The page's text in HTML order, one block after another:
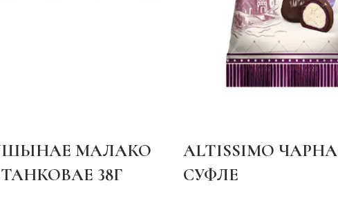
МАЛАКО
38Г
ALTISSIMO
СУФЛЕ